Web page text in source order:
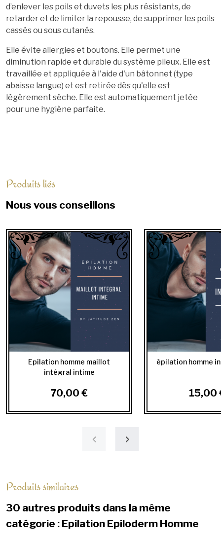
d’enlever les poils et duvets les plus résistants, de
retarder et de limiter la repousse, de supprimer les poils
cassés ou sous cutanés.
Elle évite allergies et boutons. Elle permet une
diminution rapide et durable du système pileux. Elle est
travaillée et appliquée à l'aide d'un bâtonnet (type
abaisse langue) et est retirée dès qu'elle est
légèrement sèche. Elle est automatiquement jetée
pour une hygiène parfaite.
Produits liés
Nous vous conseillons
Epilation homme maillot
intégral intime
70,00 €
épilation homme
15,00
Produits similaires
30 autres produits dans la même
catégorie : Epilation Epiloderm Homme